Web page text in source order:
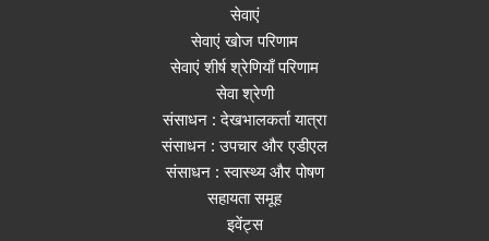
सेवाएं
सेवाएं खोज परिणाम
सेवाएं शीर्ष श्रेणियाँ परिणाम
सेवा श्रेणी
संसाधन : देखभालकर्ता यात्रा
संसाधन : उपचार और एडीएल
संसाधन : स्वास्थ्य और पोषण
सहायता समूह
इवेंट्स